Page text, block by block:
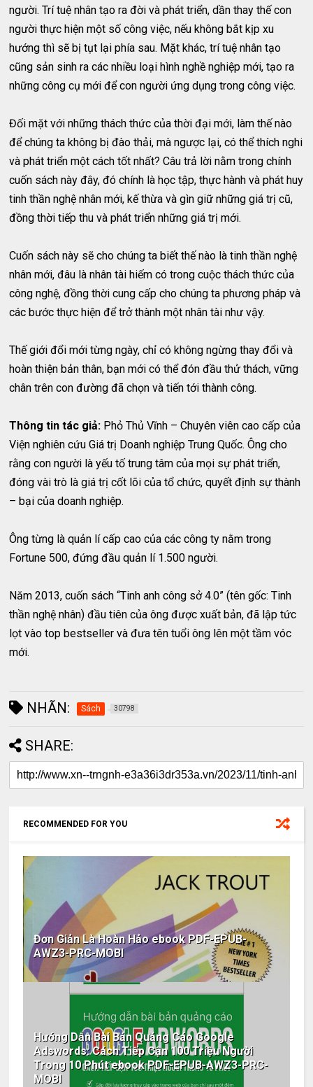
người. Trí tuệ nhân tạo ra đời và phát triển, dần thay thế con
người thực hiện một số công việc, nếu không bắt kịp xu
hướng thì sẽ bị tụt lại phía sau. Mặt khác, trí tuệ nhân tạo
cũng sản sinh ra các nhiều loại hình nghề nghiệp mới, tạo ra
những công cụ mới để con người ứng dụng trong công việc.
Đối mặt với những thách thức của thời đại mới, làm thế nào
để chúng ta không bị đào thải, mà ngược lại, có thể thích nghi
và phát triển một cách tốt nhất? Câu trả lời nằm trong chính
cuốn sách này đây, đó chính là học tập, thực hành và phát huy
tinh thần nghệ nhân mới, kế thừa và gìn giữ những giá trị cũ,
đồng thời tiếp thu và phát triển những giá trị mới.
Cuốn sách này sẽ cho chúng ta biết thế nào là tinh thần nghệ
nhân mới, đâu là nhân tài hiếm có trong cuộc thách thức của
công nghệ, đồng thời cung cấp cho chúng ta phương pháp và
các bước thực hiện để trở thành một nhân tài như vậy.
Thế giới đổi mới từng ngày, chỉ có không ngừng thay đổi và
hoàn thiện bản thân, bạn mới có thể đón đầu thử thách, vững
chân trên con đường đã chọn và tiến tới thành công.
Thông tin tác giả: Phỏ Thủ Vĩnh – Chuyên viên cao cấp của
Viện nghiên cứu Giá trị Doanh nghiệp Trung Quốc. Ông cho
rằng con người là yếu tố trung tâm của mọi sự phát triển,
đóng vài trò là giá trị cốt lõi của tổ chức, quyết định sự thành
– bại của doanh nghiệp.
Ông từng là quản lí cấp cao của các công ty nằm trong
Fortune 500, đứng đầu quản lí 1.500 người.
Năm 2013, cuốn sách “Tinh anh công sở 4.0” (tên gốc: Tinh
thần nghệ nhân) đầu tiên của ông được xuất bản, đã lập tức
lọt vào top bestseller và đưa tên tuổi ông lên một tầm vóc
mới.
NHÃN: Sách 30798
SHARE:
RECOMMENDED FOR YOU
Đơn Giản Là Hoàn Hảo ebook PDF-EPUB-
AWZ3-PRC-MOBI
Hướng Dẫn Bài Bản Quảng Cáo Google
Adswords: Cách Tiếp Cận 100 Triệu Người
Trong 10 Phút ebook PDF-EPUB-AWZ3-PRC-
MOBI